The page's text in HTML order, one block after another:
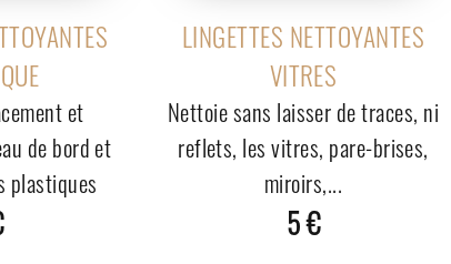
et
de bord et
plastiques
LINGETTES NETTOYANTES
VITRES
Nettoie sans laisser de traces, ni
reflets, les vitres, pare-brises,
miroirs,...
5 €